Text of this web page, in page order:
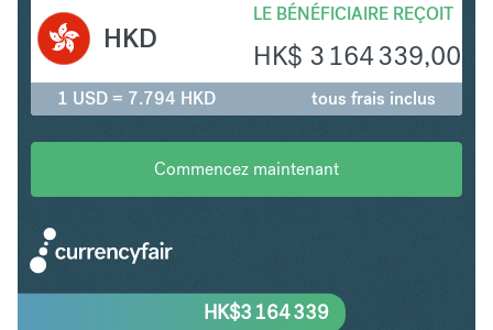
LE BÉNÉFICIAIRE REÇOIT
HK$ 3 164 339,00
HKD
1 USD = 7.794 HKD tous frais inclus
Commencez maintenant
HK$3 164 339